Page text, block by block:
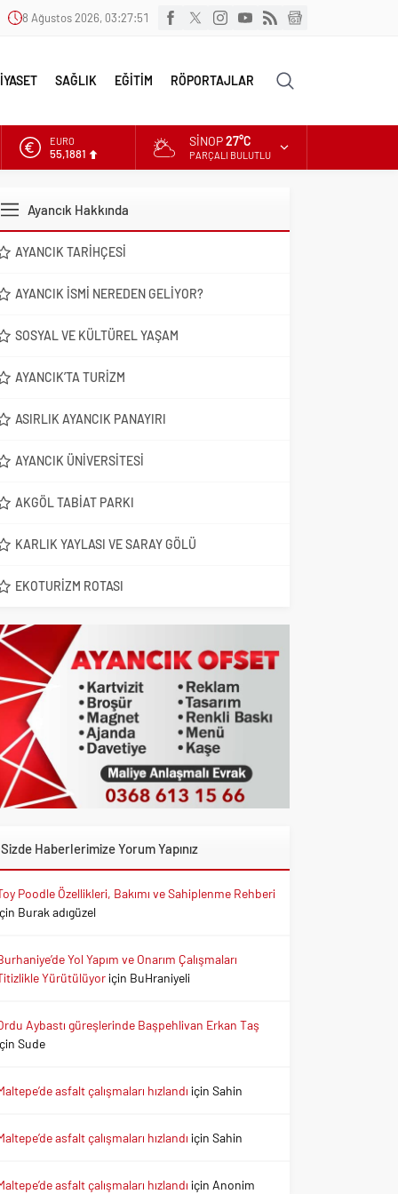
8 Ağustos 2026, 03:27:52
SAĞLIK EĞİTİM RÖPORTAJLAR
EURO
55,1881
DOLAR
SINOP27°C
PARÇALI BULUTLU
Ayancık Hakkında
AYANCIK TARIHÇESI
AYANCIK İSMI NEREDEN GELIYOR?
SOSYAL VE KÜLTÜREL YAŞAM
AYANCIK’TA TURIZM
ASIRLIK AYANCIK PANAYIRI
AYANCIK ÜNIVERSITESI
AKGÖL TABIAT PARKI
KARLIK YAYLASI VE SARAY GÖLÜ
EKOTURIZM ROTASI
Sizde Haberlerimize Yorum Yapınız
Poodle Özellikleri, Bakımı ve Sahiplenme Rehberi
Burak adıgüzel
Yol Yapım ve Onarım Çalışmaları
Yürütülüyoriçin BuHraniyeli
Aybastı güreşlerinde Başpehlivan Erkan Taş
Sude
asfalt çalışmaları hızlandı içinSahin
asfalt çalışmaları hızlandı içinSahin
asfalt çalışmaları hızlandı için Anonim